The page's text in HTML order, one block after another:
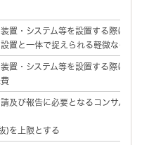
装置・システム等を設置する際に発
置と一体で捉えられる軽微なもの
装置・システム等を設置する際に必
及び報告に必要となるコンサルテ
)を上限とする